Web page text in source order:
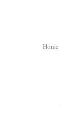
Home